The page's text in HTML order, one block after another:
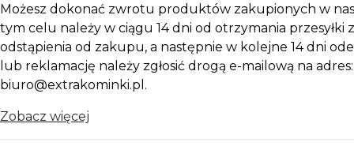
Możesz dokonać zwrotu produktów zakupionych w
tym celu należy w ciągu 14 dni od otrzymania przesyłki
odstąpienia od zakupu, a następnie w kolejne 14 dni
lub reklamację należy zgłosić drogą e-mailową na adres:
biuro@extrakominki.pl.
Zobacz więcej